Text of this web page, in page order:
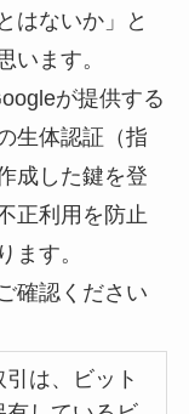
はないか」と
います。
が提供する
生体認証（指
成した鍵を登
正利用を防止
ます。
確認ください
は、ビット